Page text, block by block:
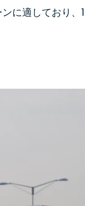
に適しており、